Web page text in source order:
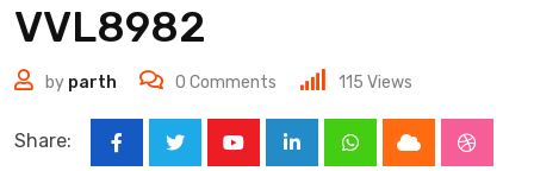
VVL8982
by parth 0 Comments 115 Views
Share:
LinkedInWhatsappCloud